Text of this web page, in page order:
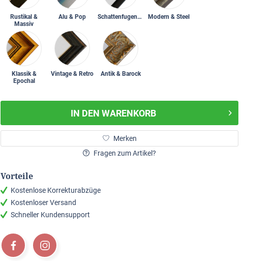
Rustikal &
Massiv
Alu & Pop Schattenfugenrahmen Modern & Steel
Klassik &
Epochal
Vintage & Retro Antik & Barock
IN DEN WARENKORB
Merken
Fragen zum Artikel?
Vorteile
Kostenlose Korrekturabzüge
Kostenloser Versand
Schneller Kundensupport